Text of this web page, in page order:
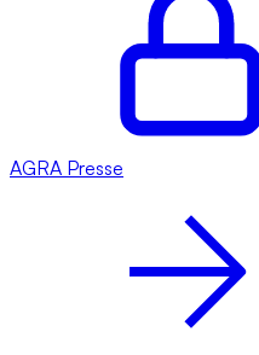
AGRA Presse